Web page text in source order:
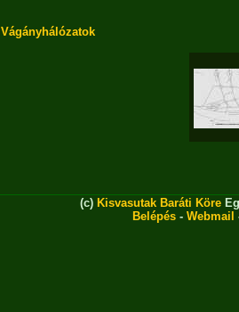
Vágányhálózatok
(c) Kisvasutak Baráti Köre
Belépés - Webmail